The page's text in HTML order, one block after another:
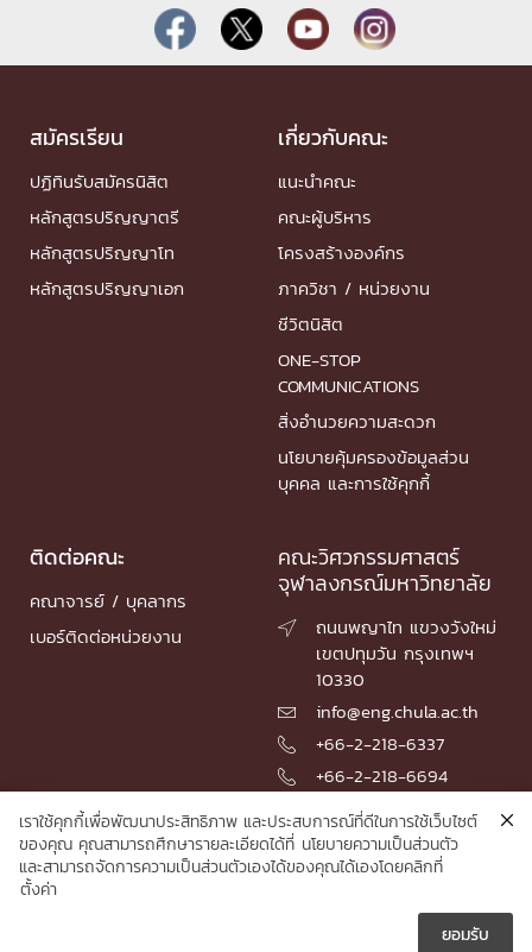
สมัครเรียน
ปฏิทินรับสมัครนิสิต
หลักสูตรปริญญาตรี
หลักสูตรปริญญาโท
หลักสูตรปริญญาเอก
เกี่ยวกับคณะ
แนะนำคณะ
คณะผู้บริหาร
โครงสร้างองค์กร
ภาควิชา / หน่วยงาน
ชีวิตนิสิต
ONE-STOP
COMMUNICATIONS
สิ่งอำนวยความสะดวก
นโยบายคุ้มครองข้อมูลส่วน
บุคคล และการใช้คุกกี้
ติดต่อคณะ
คณาจารย์ / บุคลากร
เบอร์ติดต่อหน่วยงาน
คณะวิศวกรรมศาสตร์
จุฬาลงกรณ์มหาวิทยาลัย

ถนนพญาไท แขวงวังใหม่
เขตปทุมวัน กรุงเทพฯ
10330
 info@eng.chula.ac.th
 +66-2-218-6337
 +66-2-218-6694
© 2026 Faculty of Engineering, Chulalongkorn University
เราใช้คุกกี้เพื่อพัฒนาประสิทธิภาพ และประสบการณ์ที่ดีในการใช้เว็บไซต์
ของคุณ คุณสามารถศึกษารายละเอียดได้ที่ นโยบายความเป็นส่วนตัว
และสามารถจัดการความเป็นส่วนตัวเองได้ของคุณได้เองโดยคลิกที่
ตั้งค่า
ยอมรับ